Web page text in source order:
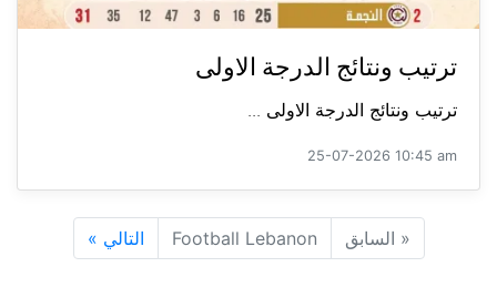
ترتيب ونتائج الدرجة الاولى
ترتيب ونتائج الدرجة الاولى ...
25-07-2026 10:45 am
« السابق Football Lebanon التالي »